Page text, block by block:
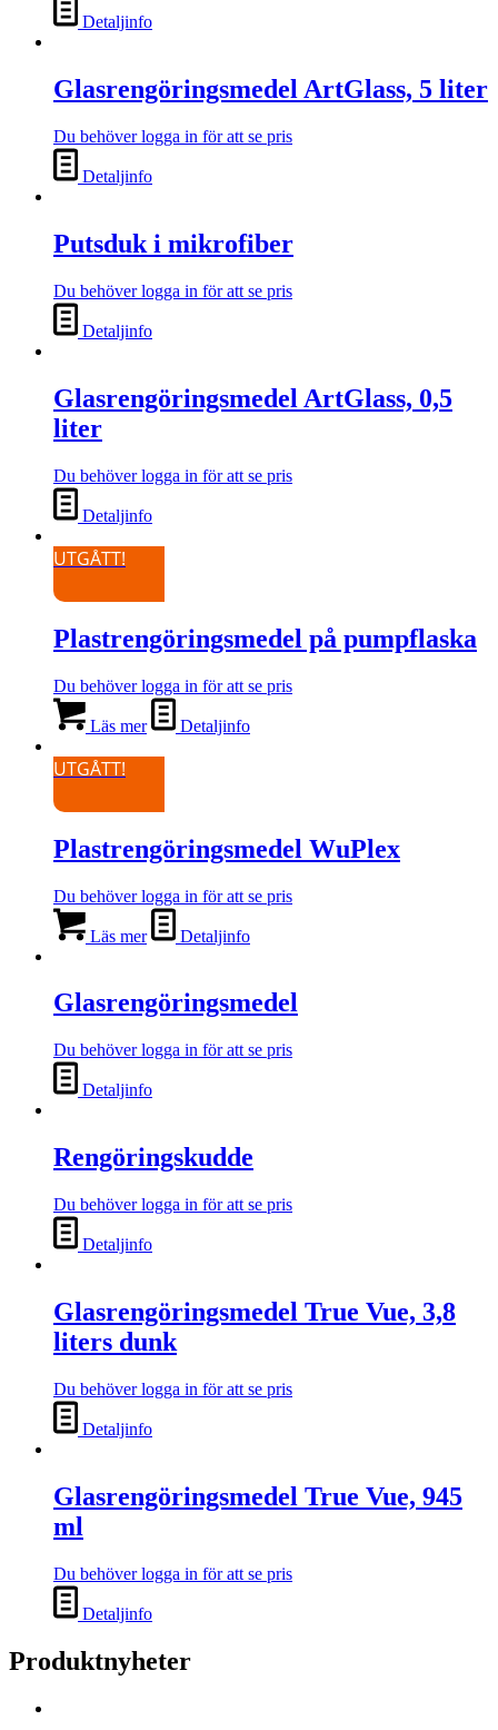
Detaljinfo
Glasrengöringsmedel ArtGlass, 5 liter
Du behöver logga in för att se pris
Detaljinfo
Putsduk i mikrofiber
Du behöver logga in för att se pris
Detaljinfo
Glasrengöringsmedel ArtGlass, 0,5
liter
Du behöver logga in för att se pris
Detaljinfo
UTGÅTT!
Plastrengöringsmedel på pumpflaska
Du behöver logga in för att se pris
Läs mer Detaljinfo
UTGÅTT!
Plastrengöringsmedel WuPlex
Du behöver logga in för att se pris
Läs mer Detaljinfo
Glasrengöringsmedel
Du behöver logga in för att se pris
Detaljinfo
Rengöringskudde
Du behöver logga in för att se pris
Detaljinfo
Glasrengöringsmedel True Vue, 3,8
liters dunk
Du behöver logga in för att se pris
Detaljinfo
Glasrengöringsmedel True Vue, 945
ml
Du behöver logga in för att se pris
Detaljinfo
Produktnyheter